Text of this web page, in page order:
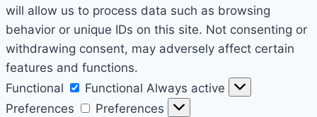
will allow us to process data such as browsing
behavior or unique IDs on this site. Not consenting or
withdrawing consent, may adversely affect certain
features and functions.
Functional
Functional Always active
Preferences
Preferences